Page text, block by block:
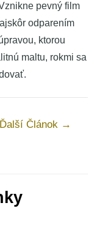
pevný film
odparením
ktorou
maltu, rokmi sa
Ďalší Článok →